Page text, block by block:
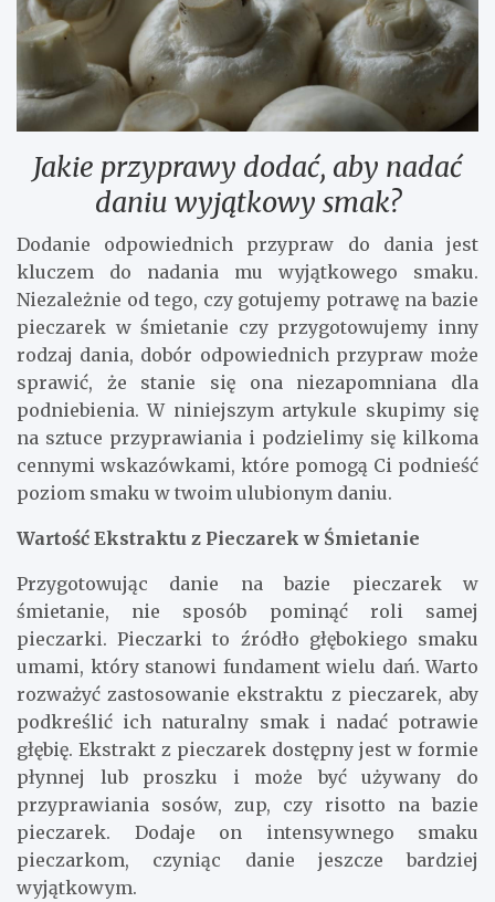
Jakie przyprawy dodać, aby nadać
daniu wyjątkowy smak?
Dodanie odpowiednich przypraw do dania jest
kluczem do nadania mu wyjątkowego smaku.
Niezależnie od tego, czy gotujemy potrawę na bazie
pieczarek w śmietanie czy przygotowujemy inny
rodzaj dania, dobór odpowiednich przypraw może
sprawić, że stanie się ona niezapomniana dla
podniebienia. W niniejszym artykule skupimy się
na sztuce przyprawiania i podzielimy się kilkoma
cennymi wskazówkami, które pomogą Ci podnieść
poziom smaku w twoim ulubionym daniu.
Wartość Ekstraktu z Pieczarek w Śmietanie
Przygotowując danie na bazie pieczarek w
śmietanie, nie sposób pominąć roli samej
pieczarki. Pieczarki to źródło głębokiego smaku
umami, który stanowi fundament wielu dań. Warto
rozważyć zastosowanie ekstraktu z pieczarek, aby
podkreślić ich naturalny smak i nadać potrawie
głębię. Ekstrakt z pieczarek dostępny jest w formie
płynnej lub proszku i może być używany do
przyprawiania sosów, zup, czy risotto na bazie
pieczarek. Dodaje on intensywnego smaku
pieczarkom, czyniąc danie jeszcze bardziej
wyjątkowym.